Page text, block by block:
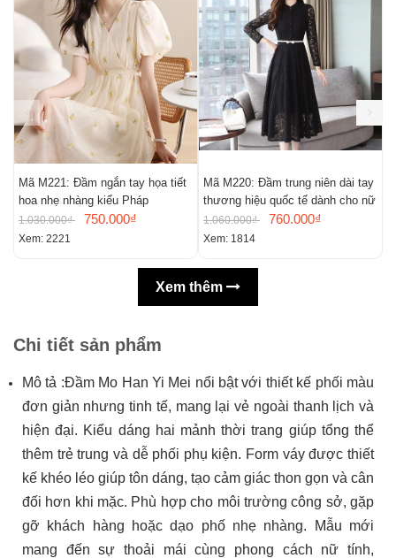
Mã M221: Đầm ngắn tay họa tiết
hoa nhẹ nhàng kiểu Pháp
1.030.000₫ 750.000₫
Xem: 2221
Mã M220: Đầm trung niên dài tay
thương hiệu quốc tế dành cho nữ
1.060.000₫ 760.000₫
Xem: 1814
Xem thêm
Chi tiết sản phẩm
Mô tả :Đầm Mo Han Yi Mei nổi bật với thiết kế phối màu
đơn giản nhưng tinh tế, mang lại vẻ ngoài thanh lịch và
hiện đại. Kiểu dáng hai mảnh thời trang giúp tổng thể
thêm trẻ trung và dễ phối phụ kiện. Form váy được thiết
kế khéo léo giúp tôn dáng, tạo cảm giác thon gọn và cân
đối hơn khi mặc. Phù hợp cho môi trường công sở, gặp
gỡ khách hàng hoặc dạo phố nhẹ nhàng. Mẫu mới
mang đến sự thoải mái cùng phong cách nữ tính,